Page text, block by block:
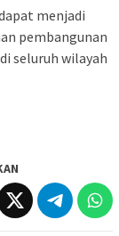
menjadi
pembangunan
seluruh wilayah